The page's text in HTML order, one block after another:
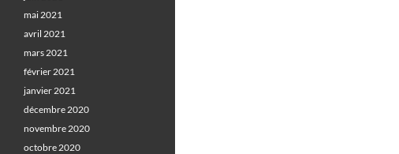
mai 2021
avril 2021
mars 2021
février 2021
janvier 2021
décembre 2020
novembre 2020
octobre 2020